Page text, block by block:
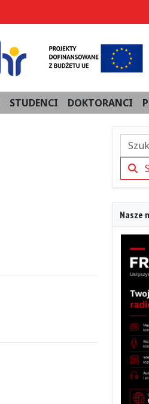
STUDENCI DOKTORANCI
Szukaj
Nasze